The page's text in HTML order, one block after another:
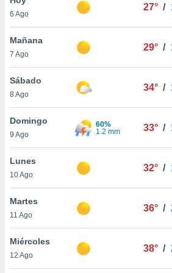
y
en
más
de
6 Ago
27° /
Mañana
7 Ago
29° /
Sábado
8 Ago
34° /
Domingo
9 Ago
60%
1.2 mm
33° /
Lunes
10 Ago
32° /
Martes
11 Ago
36° /
Miércoles
12 Ago
38° /